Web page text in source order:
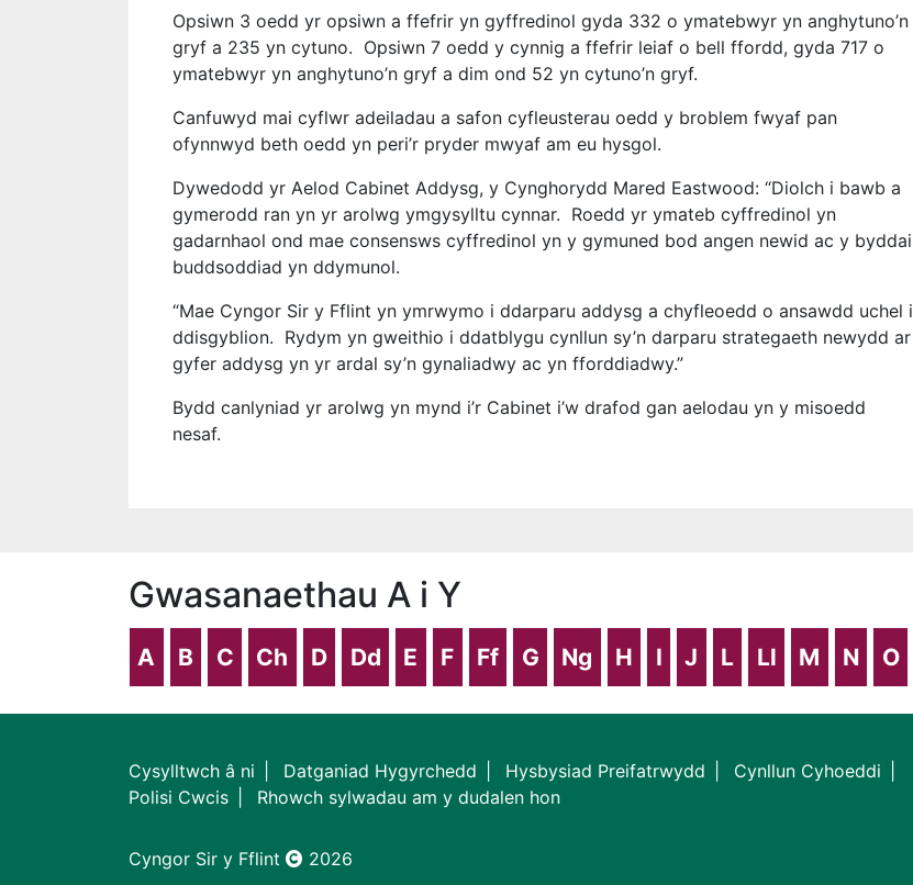
Opsiwn 3 oedd yr opsiwn a ffefrir yn gyffredinol gyda 332 o ymatebwyr yn anghytuno’n
gryf a 235 yn cytuno. Opsiwn 7 oedd y cynnig a ffefrir leiaf o bell ffordd, gyda 717 o
ymatebwyr yn anghytuno’n gryf a dim ond 52 yn cytuno’n gryf.
Canfuwyd mai cyflwr adeiladau a safon cyfleusterau oedd y broblem fwyaf pan
ofynnwyd beth oedd yn peri’r pryder mwyaf am eu hysgol.
Dywedodd yr Aelod Cabinet Addysg, y Cynghorydd Mared Eastwood: “Diolch i bawb a
gymerodd ran yn yr arolwg ymgysylltu cynnar. Roedd yr ymateb cyffredinol yn
gadarnhaol ond mae consensws cyffredinol yn y gymuned bod angen newid ac y byddai
buddsoddiad yn ddymunol.
“Mae Cyngor Sir y Fflint yn ymrwymo i ddarparu addysg a chyfleoedd o ansawdd uchel i
ddisgyblion. Rydym yn gweithio i ddatblygu cynllun sy’n darparu strategaeth newydd ar
gyfer addysg yn yr ardal sy’n gynaliadwy ac yn fforddiadwy.”
Bydd canlyniad yr arolwg yn mynd i’r Cabinet i’w drafod gan aelodau yn y misoedd
nesaf.
Gwasanaethau A i Y
A B C Ch D Dd E F Ff G Ng H I J L Ll M N O
Cysylltwch â ni Datganiad Hygyrchedd Hysbysiad Preifatrwydd
Cynllun Cyhoeddi
Polisi Cwcis
Rhowch sylwadau am y dudalen hon
Cyngor Sir y Fflint 2026